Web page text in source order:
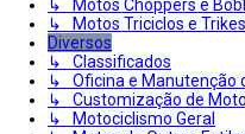
↳ Motos Choppers e
↳ Motos Triciclos e Trikes
Diversos
↳ Classificados
↳ Oficina e Manutenção
↳ Customização de
↳ Motociclismo Geral